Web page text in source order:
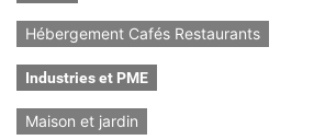
Hébergement Cafés Restaurants
Industries et PME
Maison et jardin